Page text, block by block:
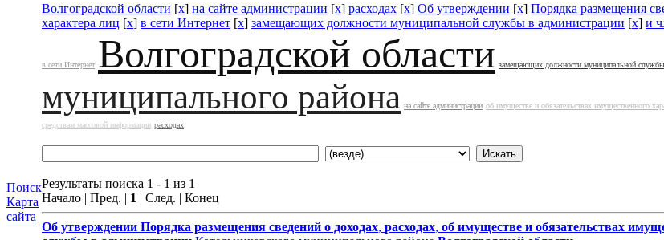
Поиск
Карта
сайта
Волгоградской области [x] на сайте администрации [x] расходах [x] Об утверждении [x] Порядка размещения
характера лиц [x] в сети Интернет [x] замещающих должности муниципальной службы в администрации [x] и
в сети Интернет Волгоградской области замещающих должности муниципальной
муниципального района на сайте администрации об имуществе и обязательствах имущественного
средствам массовой информации расходах
Результаты поиска 1 - 1 из 1
Начало | Пред. | 1 | След. | Конец
Об утверждении Порядка размещения сведений о доходах, расходах, об имуществе и обязательствах